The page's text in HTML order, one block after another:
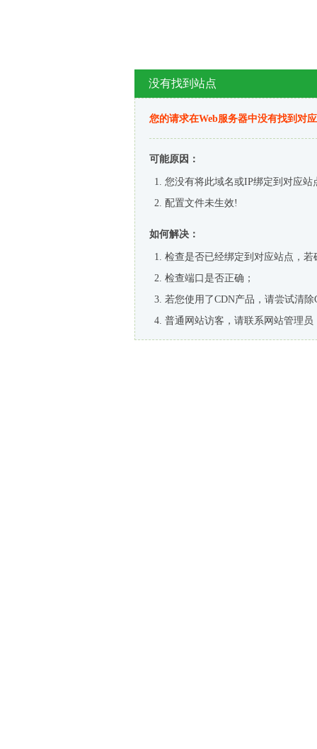
没有找到站点
您的请求在Web服务器中没有找到对
可能原因：
您没有将此域名或IP绑定到对应站
配置文件未生效!
如何解决：
检查是否已经绑定到对应站点，
检查端口是否正确；
若您使用了CDN产品，请尝试清除
普通网站访客，请联系网站管理员